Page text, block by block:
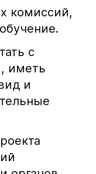
комиссий,
с
иметь
и